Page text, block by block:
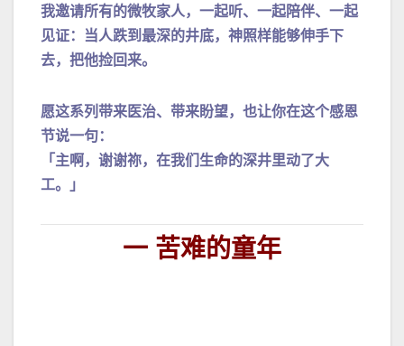
我邀请所有的微牧家人，一起听、一起陪伴、一起
见证：当人跌到最深的井底，神照样能够伸手下
去，把他捡回来。
愿这系列带来医治、带来盼望，也让你在这个感恩
节说一句：
「主啊，谢谢祢，在我们生命的深井里动了大
工。」
一 苦难的童年